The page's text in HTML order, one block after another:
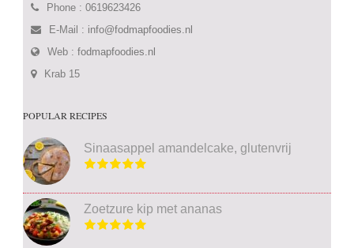
Phone : 0619623426
E-Mail : info@fodmapfoodies.nl
Web :fodmapfoodies.nl
Krab 15
POPULAR RECIPES
Sinaasappel amandelcake, glutenvrij
Zoetzure kip met ananas